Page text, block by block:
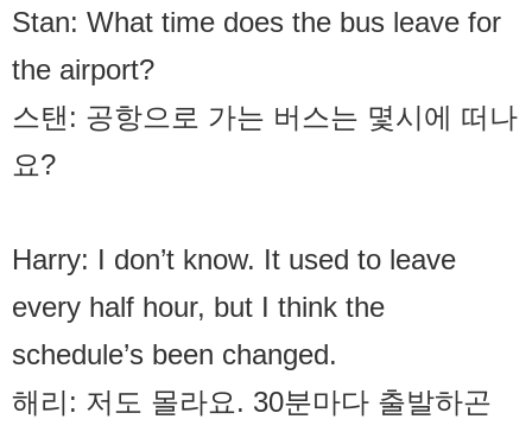
Stan: What time does the bus leave for
the airport?
스탠: 공항으로 가는 버스는 몇시에 떠나
요?
Harry: I don’t know. It used to leave
every half hour, but I think the
schedule’s been changed.
해리: 저도 몰라요. 30분마다 출발하곤